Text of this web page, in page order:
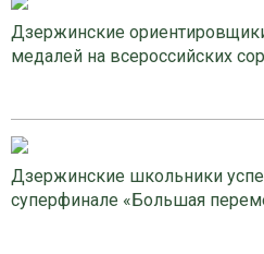
Дзержинские
медалей на всероссийских
Дзержинские школьники
суперфинале «Большая